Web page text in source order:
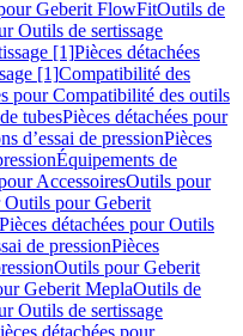
Geberit FlowFitOutils de
Outils de sertissage
[1]Pièces détachées
[1]Compatibilité des
pour Compatibilité des outils
tubesPièces détachées pour
d’essai de pressionPièces
Équipements de
AccessoiresOutils pour
Outils pour Geberit
Pièces détachées pour Outils
de pressionPièces
Outils pour Geberit
Geberit MeplaOutils de
Outils de sertissage
détachées pour